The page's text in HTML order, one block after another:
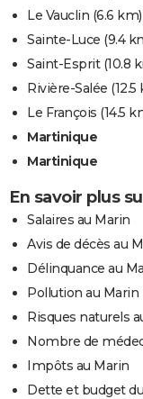
Le Vauclin (6.6 km)
Sainte-Luce (9.4
Saint-Esprit(10.8
Rivière-Salée (12.5
Le François (14.5
Martinique
Martinique
En savoir plus
Salaires au Marin
Avis de décès au
Délinquance au
Pollution au Marin
Risques naturels
Nombre de
Impôts au Marin
Dette et budget